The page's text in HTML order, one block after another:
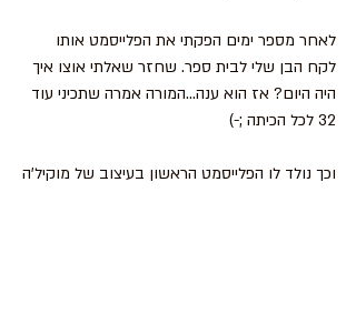
לאחר מספר ימים הפקתי את הפלייסמט אותו
לקח הבן שלי לבית ספר. שחזר שאלתי אוצו איך
היה היום? אז הוא ענה...המורה אמרה שתכיני עוד
32 לכל הכיתה ;-)
וכך נולד לו הפלייסמט הראשון בעיצוב של מוקיל'ה